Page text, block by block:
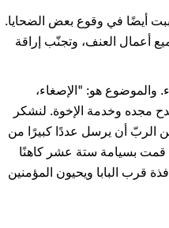
أيضًا في وقوع بعض الضحايا.
أعمال العنف، وتجنّب إراقة
والموضوع هو: "الإصغاء،
مجده وخدمة الإخوة. لنشكر
الربّ أن يرسل عددًا كبيرًا من
قمت بسيامة ستة عشر كاهنًا
البركة معي. [4 كهنة جدد يقتربون من النافذة قرب البابا ويحيون المؤمنين